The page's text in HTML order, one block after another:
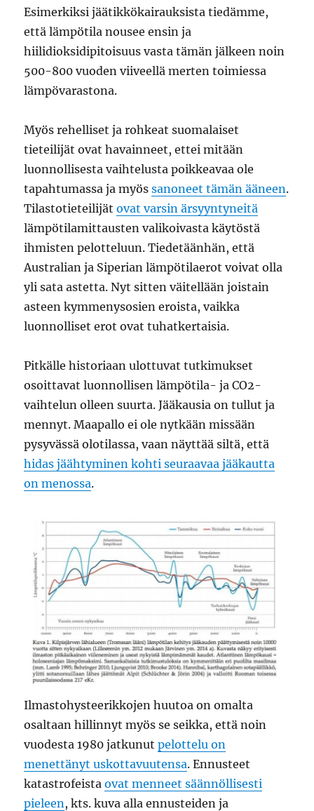
Esimerkiksi jäätikkökairauksista tiedämme,
että lämpötila nousee ensin ja
hiilidioksidipitoisuus vasta tämän jälkeen noin
500-800 vuoden viiveellä merten toimiessa
lämpövarastona.
Myös rehelliset ja rohkeat suomalaiset
tieteilijät ovat havainneet, ettei mitään
luonnollisesta vaihtelusta poikkeavaa ole
tapahtumassa ja myössanoneet tämän ääneen.
Tilastotieteilijätovat varsin ärsyyntyneitä
lämpötilamittausten valikoivasta käytöstä
ihmisten pelotteluun. Tiedetäänhän, että
Australian ja Siperian lämpötilaerot voivat olla
yli sata astetta. Nyt sitten väitellään joistain
asteen kymmenysosien eroista, vaikka
luonnolliset erot ovat tuhatkertaisia.
Pitkälle historiaan ulottuvat tutkimukset
osoittavat luonnollisen lämpötila- ja CO2-
vaihtelun olleen suurta. Jääkausia on tullut ja
mennyt. Maapallo ei ole nytkään missään
pysyvässä olotilassa, vaan näyttää siltä, että
hidas jäähtyminen kohti seuraavaa jääkautta
on menossa.
Ilmastohysteerikkojen huutoa on omalta
osaltaan hillinnyt myös se seikka, että noin
vuodesta 1980 jatkunutpelottelu on
menettänyt uskottavuutensa. Ennusteet
katastrofeistaovat menneet säännöllisesti
pieleen , kts. kuva alla ennusteiden ja